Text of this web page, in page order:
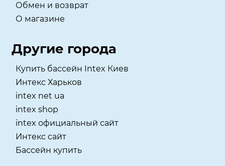
Обмен и возврат
О магазине
Другие города
Купить бассейн Intex Киев
Интекс Харьков
intex net ua
intex shop
intex официальный сайт
Интекс сайт
Бассейн купить